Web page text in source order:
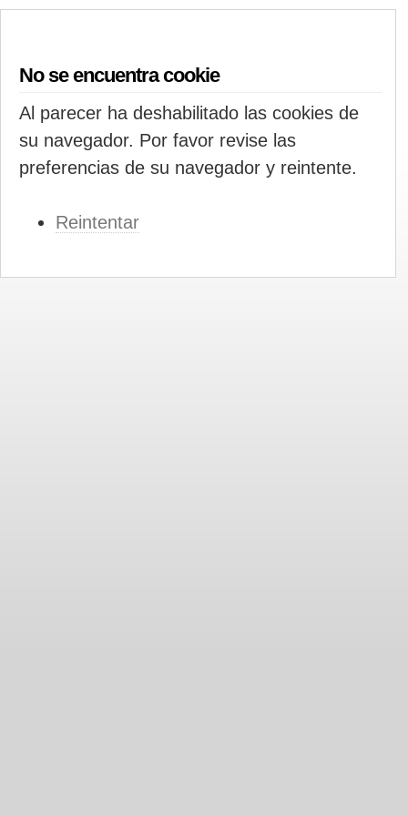
No se encuentra cookie
Al parecer ha deshabilitado las cookies de
su navegador. Por favor revise las
preferencias de su navegador y reintente.
Reintentar